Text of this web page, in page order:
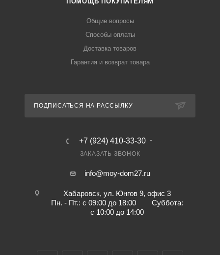
Общие вопросы
Способы оплаты
Доставка товаров
Гарантия и возврат товара
ПОДПИСАТЬСЯ НА РАССЫЛКУ
+7 (924) 410-33-30
ЗАКАЗАТЬ ЗВОНОК
info@moy-dom27.ru
Хабаровск, ул. Юнгов 9, офис 3
Пн. - Пт.: с 09:00 до 18:00 Суббота:
с 10:00 до 14:00